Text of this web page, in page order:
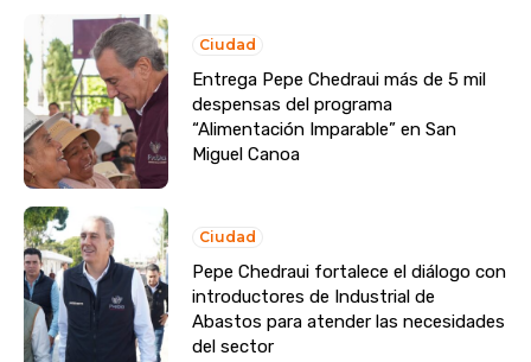
Ciudad
Entrega Pepe Chedraui más de 5 mil
despensas del programa
“Alimentación Imparable” en San
Miguel Canoa
Ciudad
Pepe Chedraui fortalece el diálogo con
introductores de Industrial de
Abastos para atender las necesidades
del sector